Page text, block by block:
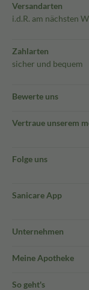
Versandarten
i.d.R. am nächsten
Zahlarten
sicher und bequem
Bewerte uns
Vertraue unserem
Folge uns
Sanicare App
Unternehmen
Meine Apotheke
So geht's